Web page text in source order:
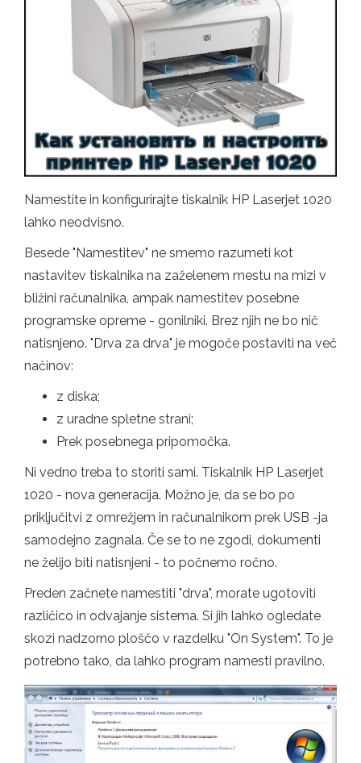
Namestite in konfigurirajte tiskalnik HP Laserjet 1020
lahko neodvisno.
Besede "Namestitev" ne smemo razumeti kot
nastavitev tiskalnika na zaželenem mestu na mizi v
bližini računalnika, ampak namestitev posebne
programske opreme - gonilniki. Brez njih ne bo nič
natisnjeno. "Drva za drva" je mogoče postaviti na več
načinov:
z diska;
z uradne spletne strani;
Prek posebnega pripomočka.
Ni vedno treba to storiti sami. Tiskalnik HP Laserjet
1020 - nova generacija. Možno je, da se bo po
priključitvi z omrežjem in računalnikom prek USB -ja
samodejno zagnala. Če se to ne zgodi, dokumenti
ne želijo biti natisnjeni - to počnemo ročno.
Preden začnete namestiti "drva", morate ugotoviti
različico in odvajanje sistema. Si jih lahko ogledate
skozi nadzorno ploščo v razdelku "On System". To je
potrebno tako, da lahko program namesti pravilno.